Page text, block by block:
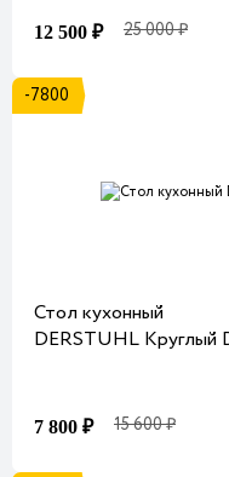
12 500 ₽ 25 000 ₽
-7800
Стол кухонный
DERSTUHL Круглый
7 800 ₽ 15 600 ₽